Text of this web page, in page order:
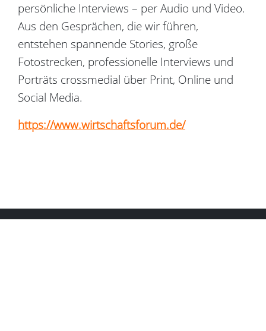
persönliche Interviews – per Audio und Video.
Aus den Gesprächen, die wir führen,
entstehen spannende Stories, große
Fotostrecken, professionelle Interviews und
Porträts crossmedial über Print, Online und
Social Media.
https://www.wirtschaftsforum.de/